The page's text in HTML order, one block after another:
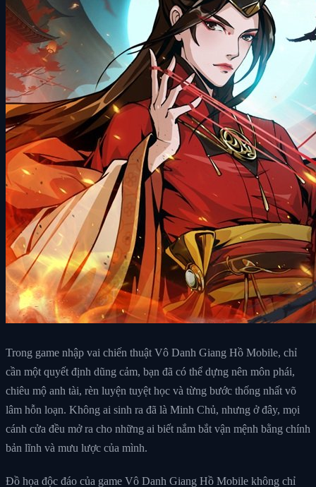
Trong game nhập vai chiến thuật Vô Danh Giang Hồ Mobile, chỉ
cần một quyết định dũng cảm, bạn đã có thể dựng nên môn phái,
chiêu mộ anh tài, rèn luyện tuyệt học và từng bước thống nhất võ
lâm hỗn loạn. Không ai sinh ra đã là Minh Chủ, nhưng ở đây, mọi
cánh cửa đều mở ra cho những ai biết nắm bắt vận mệnh bằng chính
bản lĩnh và mưu lược của mình.
Đồ họa độc đáo của game Vô Danh Giang Hồ Mobile không chỉ